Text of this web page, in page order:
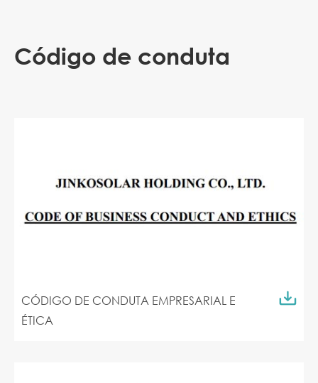
Código de conduta
CÓDIGO DE CONDUTA EMPRESARIAL E
ÉTICA